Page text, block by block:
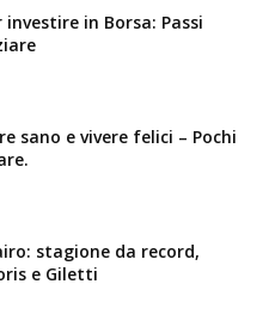
in Borsa: Passi
sano e vivere felici – Pochi
stagione da record,
e Giletti